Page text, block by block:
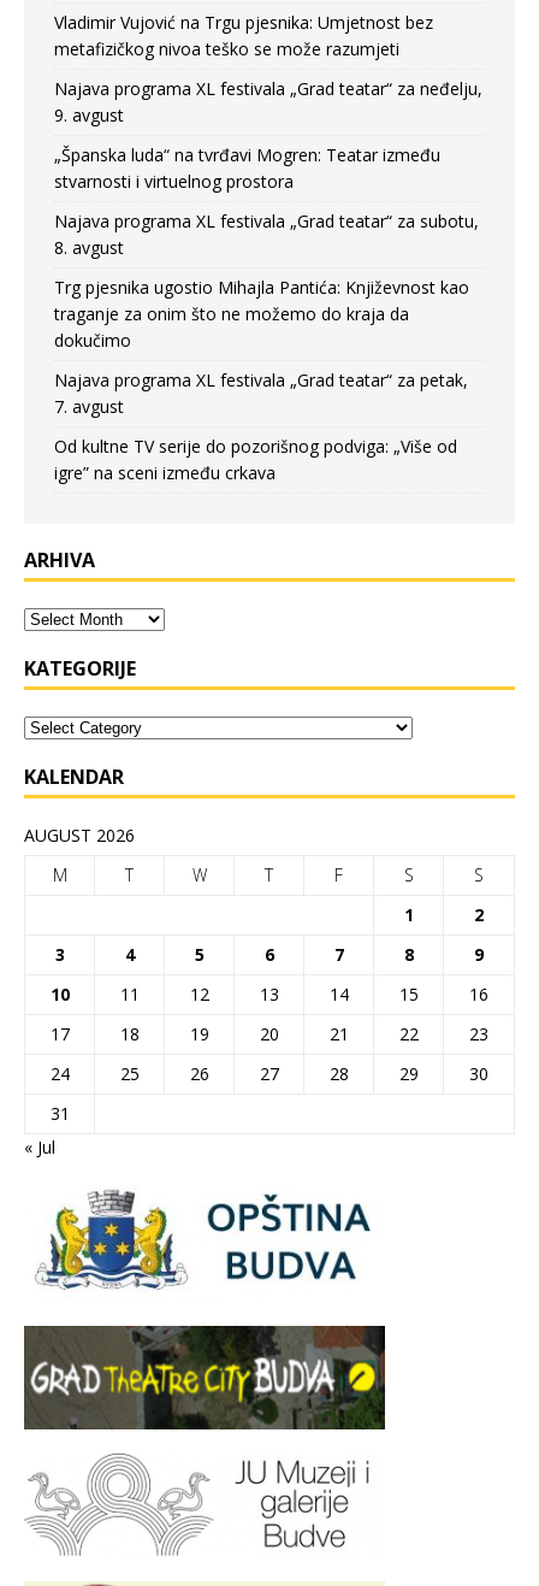
Vladimir Vujović na Trgu pjesnika: Umjetnost bez
metafizičkog nivoa teško se može razumjeti
Najava programa XL festivala „Grad teatar“ za neđelju,
9. avgust
„Španska luda“ na tvrđavi Mogren: Teatar između
stvarnosti i virtuelnog prostora
Najava programa XL festivala „Grad teatar“ za subotu,
8. avgust
Trg pjesnika ugostio Mihajla Pantića: Književnost kao
traganje za onim što ne možemo do kraja da
dokučimo
Najava programa XL festivala „Grad teatar“ za petak,
7. avgust
Od kultne TV serije do pozorišnog podviga: „Više od
igre” na sceni između crkava
ARHIVA
KATEGORIJE
KALENDAR
AUGUST 2026
M
T W T F S
S
1
2
3
4 5 6 7 8
9
10
11 12 13 14 15
16
17
18 19 20 21 22
23
24
25 26 27 28 29
30
31
« Jul